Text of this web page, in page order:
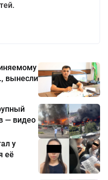
вынесли
— видео
у
её